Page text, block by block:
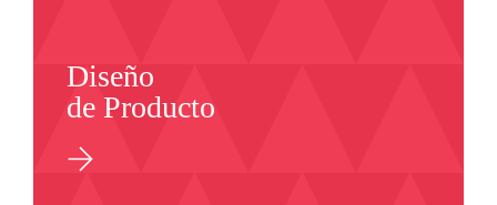
Diseño
de Producto